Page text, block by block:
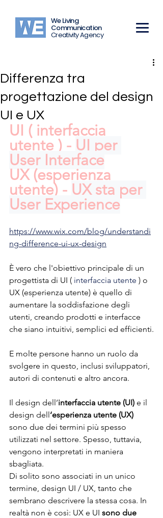
We Living
Communication
Creativity Agency
Differenza tra
progettazione del design
UI e UX
UI ( interfaccia
utente ) - UI per
User Interface
UX (esperienza
utente) - UX sta per
User Experience
https://www.wix.com/blog/understandi
ng-difference-ui-ux-design
È vero che l'obiettivo principale di un
progettista di UI ( interfaccia utente ) o
UX (esperienza utente) è quello di
aumentare la soddisfazione degli
utenti, creando prodotti e interfacce
che siano intuitivi, semplici ed efficienti.
E molte persone hanno un ruolo da
svolgere in questo, inclusi sviluppatori,
autori di contenuti e altro ancora.
Il design dell’interfaccia utente (UI) e il
design dell‘esperienza utente (UX)
sono due dei termini più spesso
utilizzati nel settore. Spesso, tuttavia,
vengono interpretati in maniera
sbagliata.
Di solito sono associati in un unico
termine, design UI / UX, tanto che
sembrano descrivere la stessa cosa. In
realtà non è così: UX e UI sono due